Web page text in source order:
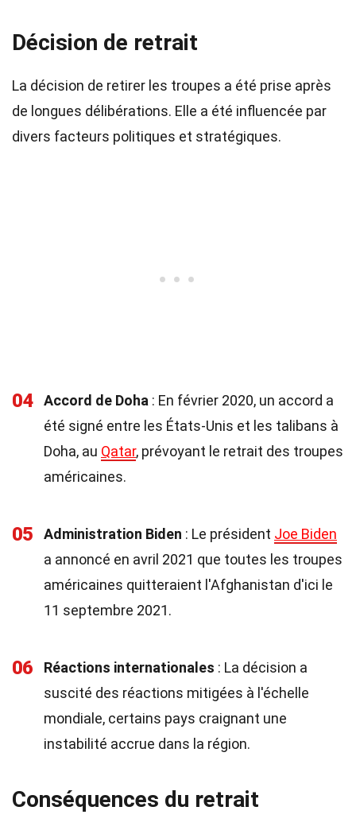
Décision de retrait
La décision de retirer les troupes a été prise après
de longues délibérations. Elle a été influencée par
divers facteurs politiques et stratégiques.
04 Accord de Doha : En février 2020, un accord a
été signé entre les États-Unis et les talibans à
Doha, au Qatar, prévoyant le retrait des troupes
américaines.
05 Administration Biden : Le président Joe Biden
a annoncé en avril 2021 que toutes les troupes
américaines quitteraient l'Afghanistan d'ici le
11 septembre 2021.
06 Réactions internationales : La décision a
suscité des réactions mitigées à l'échelle
mondiale, certains pays craignant une
instabilité accrue dans la région.
Conséquences du retrait